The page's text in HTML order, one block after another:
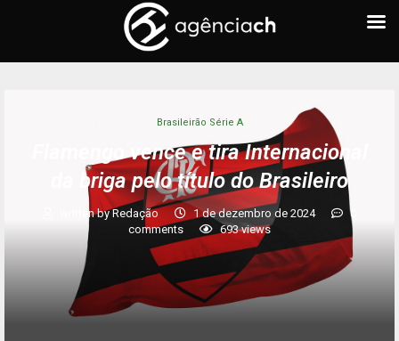
Brasileirão Série A
Flamengo vence e tira Internacional
da briga pelo título do Brasileiro
written byRedação 1 de dezembro de 2024
0
comments
693views